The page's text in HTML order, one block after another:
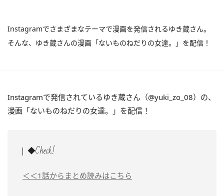
Instagramでさまざまなテーマで漫画を発信されるゆき蔵さん。
そんな、ゆき蔵さんの漫画「ないものねだりの女達。」を配信！
Instagramで発信されているゆき蔵さん（@yuki_zo_08）の、
漫画「ないものねだりの女達。」を配信！
◆Check!
＜＜1話からまとめ読みはこちら